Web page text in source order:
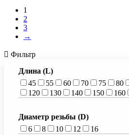
12х140
с
шест.
головкой
1
2
3
→
Фильтр
Длина (L)
45
55 60 70 75 80
120
130 140 150 160
Диаметр резьбы (D)
6
8 10 12 16